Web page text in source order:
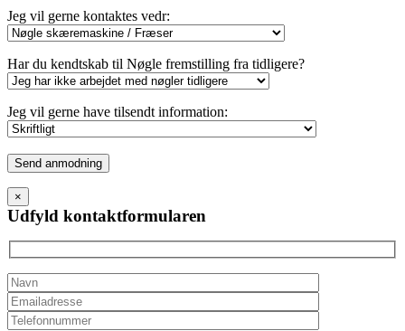
Jeg vil gerne kontaktes vedr:
Har du kendtskab til Nøgle fremstilling fra tidligere?
Jeg vil gerne have tilsendt information:
Please
leave
this
field
empty.
×
Udfyld kontaktformularen